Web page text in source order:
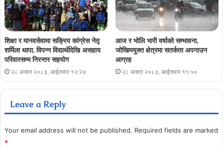
शिक्षा र मानवसेवामा सक्रिय कांग्रेस नेतृ
शर्मिला थापा, विपन्न विद्यार्थीदेखि असहाय
परिवारसम्म निरन्तर सहयोग
२८ असार २०८३, आईतवार १२:२४
आज र भोलि भारी वर्षाको सम्भावना,
जोखिमयुक्त क्षेत्रमा सतर्कता अपनाउन
आग्रह
२८ असार २०८३, आईतवार ११:५०
Leave a Reply
Your email address will not be published. Required fields are marked
*